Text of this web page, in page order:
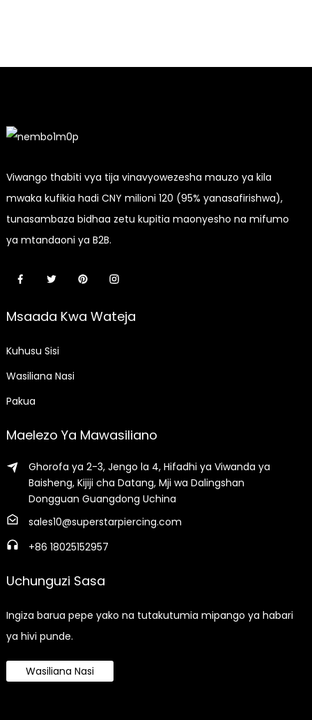
Viwango thabiti vya tija vinavyowezesha mauzo ya kila
mwaka kufikia hadi CNY milioni 120 (95% yanasafirishwa),
tunasambaza bidhaa zetu kupitia maonyesho na mifumo
ya mtandaoni ya B2B.
Msaada Kwa Wateja
Kuhusu Sisi
Wasiliana Nasi
Pakua
Maelezo Ya Mawasiliano
Ghorofa ya 2-3, Jengo la 4, Hifadhi ya Viwanda ya
Baisheng, Kijiji cha Datang, Mji wa Dalingshan
Dongguan Guangdong Uchina
sales10@superstarpiercing.com
+86 18025152957
Uchunguzi Sasa
Ingiza barua pepe yako na tutakutumia mipango ya habari
ya hivi punde.
Wasiliana Nasi